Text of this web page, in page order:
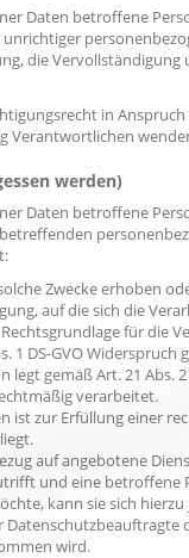
Daten betroffene
die
in
Verantwortlichen
werden)
Daten betroffene
Zwecke erhoben
auf die sich die
für die
1 DS-GVO
gemäß Art. 21 Abs.
verarbeitet.
ist zur Erfüllung einer
auf angebotene
und eine betroffene
kann sie sich
wird.